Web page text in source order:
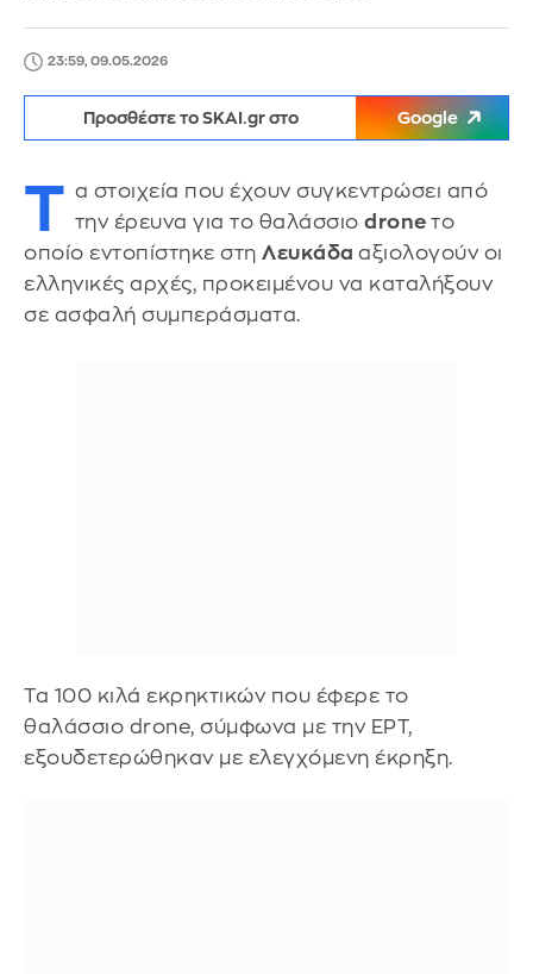
23:59, 09.05.2026
Προσθέστε το SKAI.gr στο Google
Τ α στοιχεία που έχουν συγκεντρώσει από
την έρευνα για το θαλάσσιο drone το
οποίο εντοπίστηκε στη Λευκάδα αξιολογούν οι
ελληνικές αρχές, προκειμένου να καταλήξουν
σε ασφαλή συμπεράσματα.
Τα 100 κιλά εκρηκτικών που έφερε το
θαλάσσιο drone, σύμφωνα με την ΕΡΤ,
εξουδετερώθηκαν με ελεγχόμενη έκρηξη.